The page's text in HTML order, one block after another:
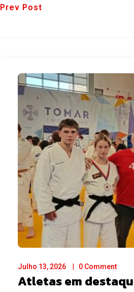
Prev Post
Julho 13, 2026 0 Comment
Atletas em